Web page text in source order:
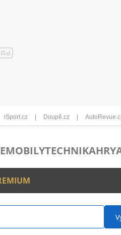
iSport.cz Doupě.cz
MOBILYTECHNIKAHRY